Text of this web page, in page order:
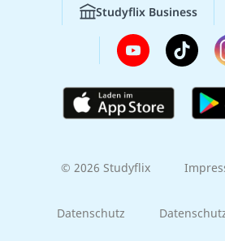
Studyflix Business
© 2026 Studyflix
Datenschutz